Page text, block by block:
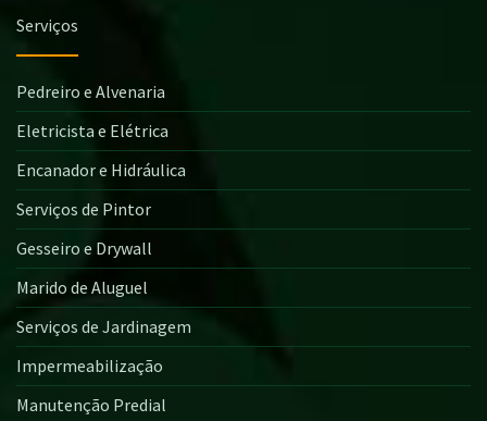
Serviços
Pedreiro e Alvenaria
Eletricista e Elétrica
Encanador e Hidráulica
Serviços de Pintor
Gesseiro e Drywall
Marido de Aluguel
Serviços de Jardinagem
Impermeabilização
Manutenção Predial